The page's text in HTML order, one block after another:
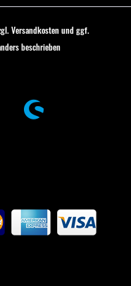
Versandkostenund ggf.
beschrieben